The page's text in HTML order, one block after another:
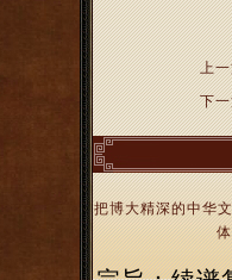
上
下
把博大精深的中华